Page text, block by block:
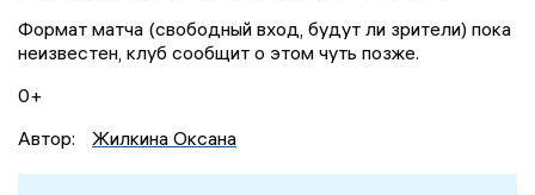
Формат матча (свободный вход, будут ли зрители) пока
неизвестен, клуб сообщит о этом чуть позже.
0+
Автор:
Жилкина Оксана